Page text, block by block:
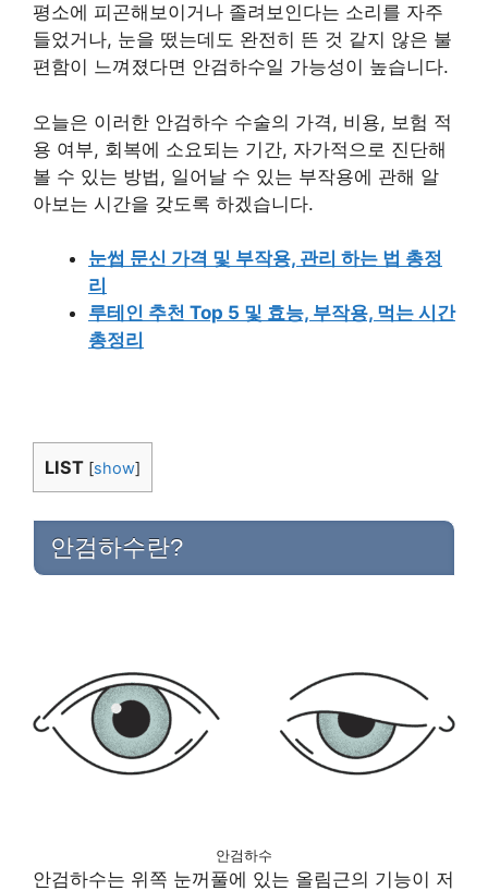
평소에 피곤해보이거나 졸려보인다는 소리를 자주
들었거나, 눈을 떴는데도 완전히 뜬 것 같지 않은 불
편함이 느껴졌다면 안검하수일 가능성이 높습니다.
오늘은 이러한 안검하수 수술의 가격, 비용, 보험 적
용 여부, 회복에 소요되는 기간, 자가적으로 진단해
볼 수 있는 방법, 일어날 수 있는 부작용에 관해 알
아보는 시간을 갖도록 하겠습니다.
눈썹 문신 가격 및 부작용, 관리 하는 법 총정
리
루테인 추천 Top 5 및 효능, 부작용, 먹는 시간
총정리
LIST [show]
안검하수란?
안검하수
안검하수는 위쪽 눈꺼풀에 있는 올림근의 기능이 저